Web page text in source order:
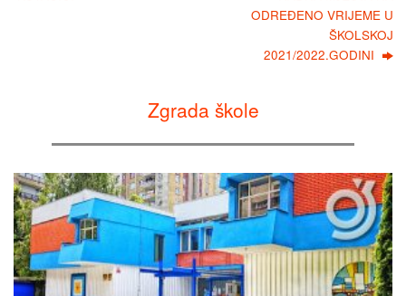
ODREĐENO VRIJEME U
ŠKOLSKOJ
2021/2022.GODINI
Zgrada škole